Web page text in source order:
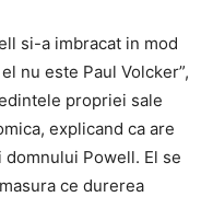
si-a imbracat in mod
nu este Paul Volcker”,
propriei sale
explicand ca are
Powell. El se
ce durerea